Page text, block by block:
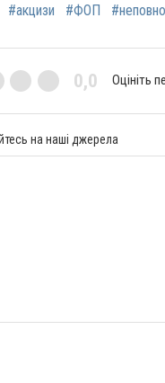
#акцизи #ФОП
0,0 Оцініть
на наші джерела